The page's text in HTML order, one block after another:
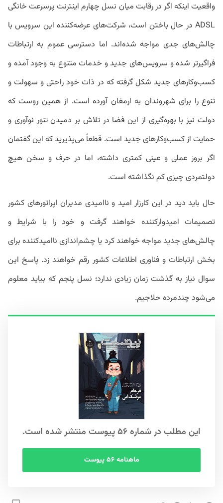
واقعیت اینکه اگر در رقابت میان نسل چهارم اینترنت پرسرعت خانگی
ADSL در حال باختن است، شرکت‌های عرضه‌کننده این سرویس با
چالش‌های جدی مواجه شده‌اند. اما دسترسی عموم به ارتباطات
فراگیرتر شده و سرویس‌های جدید و خدمات متنوع به وجود آمده و
کسب‌وکارهای جدید شکل گرفته که در ذات خود راحتی و سهولت و
تنوع را برای شهروندان به ارمغان آورده است. از همین روست که
دولت نیز با بهره‌گیری از این فضا در تلاش بر دمیدن تنور نوآوری و
حمایت از کسب‌وکارهای جدید است. قطعاً می‌پذیرید که این گفتمان
اگر بروز عملی و عینی کمتری داشته، اما در حرف و سخن هیچ
دولتمردی چیزی کم نگذاشته است.
حال باید دید در این کارزار امید و ناامیدی مدیران اپراتورهای کشور
تصمیمات امیدوارکننده خواهند گرفت و خود را با شرایط و
چالش‌های جدید مواجه خواهند کرد یا چشم‌اندازی ناامیدکننده برای
بخش ارتباطات و فناوری اطلاعات کشور رقم خواهند زد. پاسخ این
سوال نیاز به گذشت زمان زیادی ندارد؛ نسل پنجم که بیاید معلوم
می‌شود چندمرده حلاجیم.
این مطلب در شماره ۵۶ پیوست منتشر شده است.
ماهنامه ۵۶ پیوست